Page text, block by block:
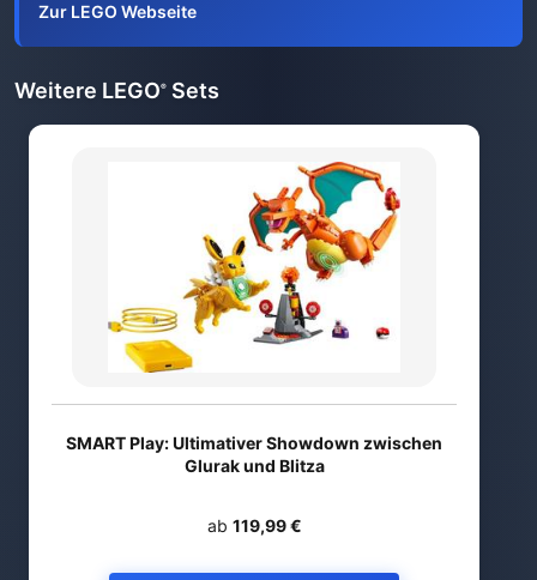
Zur LEGO Webseite
Weitere LEGO® Sets
SMART Play: Ultimativer Showdown zwischen
Glurak und Blitza
ab 119,99 €